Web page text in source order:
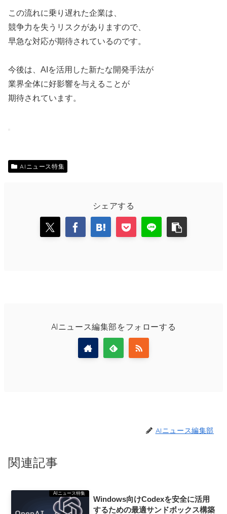
この流れに乗り遅れた企業は、
競争力を失うリスクがありますので、
早急な対応が期待されているのです。
今後は、AIを活用した新たな開発手法が
業界全体に好影響を与えることが
期待されています。
AIニュース特集
シェアする
AIニュース編集部をフォローする
AIニュース編集部
関連記事
AIニュース特集
Windows向けCodexを安全に活用
するための最適サンドボックス構築